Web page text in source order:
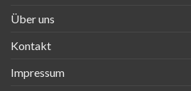
Über uns
Kontakt
Impressum